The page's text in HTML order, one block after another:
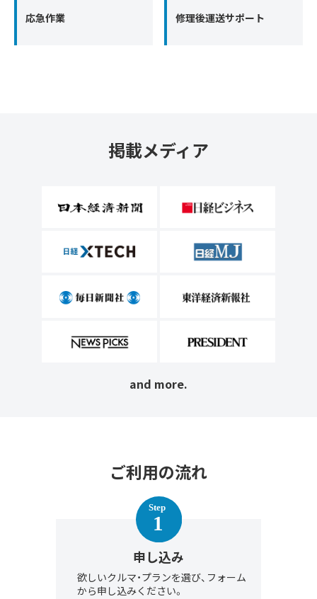
応急作業 修理後運送サポート
掲載メディア
and more.
ご利用の流れ
申し込み
欲しいクルマ・プランを選び、フォーム
から申し込みください。